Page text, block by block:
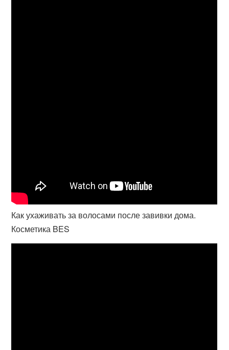
Как ухаживать за волосами после завивки дома.
Косметика BES